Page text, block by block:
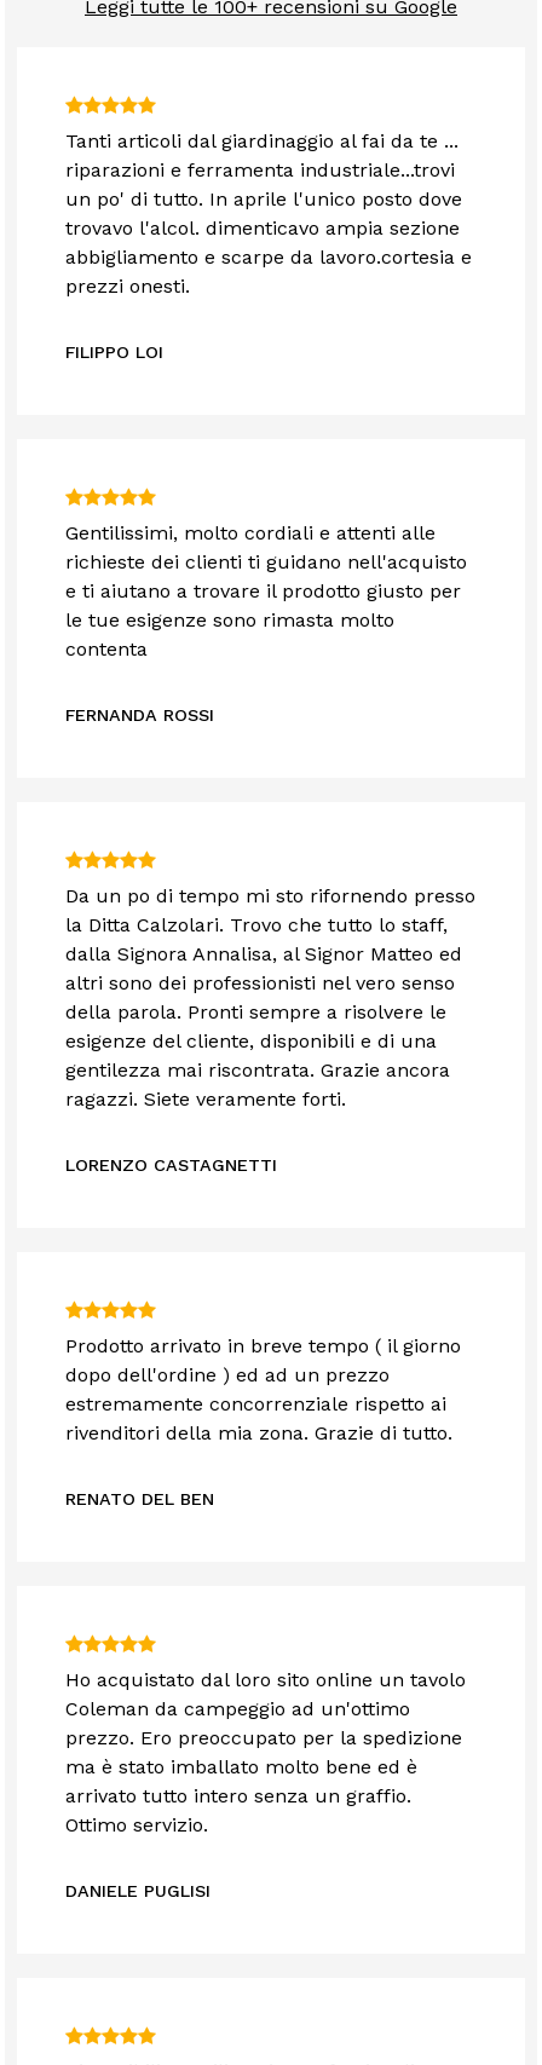
Leggi tutte le 100+ recensioni su Google
Tanti articoli dal giardinaggio al fai da te ...
riparazioni e ferramenta industriale...trovi
un po' di tutto. In aprile l'unico posto dove
trovavo l'alcol. dimenticavo ampia sezione
abbigliamento e scarpe da lavoro.cortesia e
prezzi onesti.
FILIPPO LOI
Gentilissimi, molto cordiali e attenti alle
richieste dei clienti ti guidano nell'acquisto
e ti aiutano a trovare il prodotto giusto per
le tue esigenze sono rimasta molto
contenta
FERNANDA ROSSI
Da un po di tempo mi sto rifornendo presso
la Ditta Calzolari. Trovo che tutto lo staff,
dalla Signora Annalisa, al Signor Matteo ed
altri sono dei professionisti nel vero senso
della parola. Pronti sempre a risolvere le
esigenze del cliente, disponibili e di una
gentilezza mai riscontrata. Grazie ancora
ragazzi. Siete veramente forti.
LORENZO CASTAGNETTI
Prodotto arrivato in breve tempo ( il giorno
dopo dell'ordine ) ed ad un prezzo
estremamente concorrenziale rispetto ai
rivenditori della mia zona. Grazie di tutto.
RENATO DEL BEN
Ho acquistato dal loro sito online un tavolo
Coleman da campeggio ad un'ottimo
prezzo. Ero preoccupato per la spedizione
ma è stato imballato molto bene ed è
arrivato tutto intero senza un graffio.
Ottimo servizio.
DANIELE PUGLISI